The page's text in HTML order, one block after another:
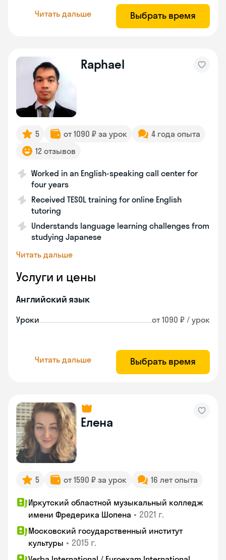
Читать дальше Выбрать время
Raphael
5 от 1090 ₽ за урок
4 года опыта
12 отзывов
Worked in an English-speaking call center for
four years
Received TESOL training for online English
tutoring
Understands language learning challenges from
studying Japanese
Читать дальше
Услуги и цены
Английский язык
Уроки от 1090 ₽ / урок
Читать дальше Выбрать время
Елена
5 от 1590 ₽ за урок 16 лет опыта
Иркутский областной музыкальный колледж
имени Фредерика Шопена • 2021 г.
Московский государственный институт
культуры • 2015 г.